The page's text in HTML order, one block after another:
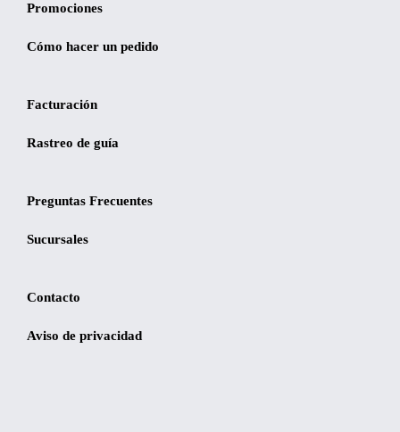
Promociones
Cómo hacer un pedido
Facturación
Rastreo de guía
Preguntas Frecuentes
Sucursales
Contacto
Aviso de privacidad